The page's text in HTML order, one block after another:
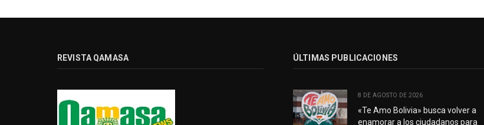
REVISTA QAMASA ÚLTIMAS PUBLICACIONES
8 DE AGOSTO DE 2026
«Te Amo Bolivia» busca volver a
enamorar a los ciudadanos para